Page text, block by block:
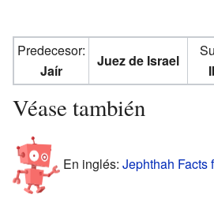
Predecesor:
Jaír
Juez de Israel
Véase también
En inglés: Jephthah Facts